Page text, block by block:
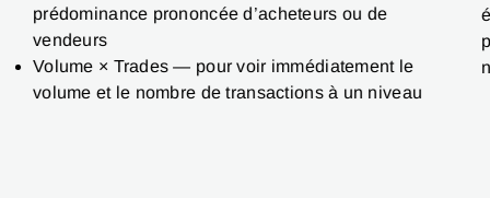
prédominance prononcée d’acheteurs ou de
vendeurs
Volume × Trades — pour voir immédiatement le
volume et le nombre de transactions à un niveau